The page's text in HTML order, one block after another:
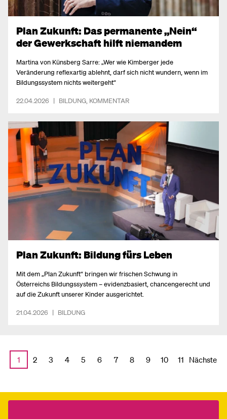
Plan Zukunft: Das permanente „Nein“
der Gewerkschaft hilft niemandem
Martina von Künsberg Sarre: „Wer wie Kimberger jede
Veränderung reflexartig ablehnt, darf sich nicht wundern, wenn im
Bildungssystem nichts weitergeht“
22.04.2026 | BILDUNG KOMMENTAR
Plan Zukunft: Bildung fürs Leben
Mit dem „Plan Zukunft“ bringen wir frischen Schwung in
Österreichs Bildungssystem – evidenzbasiert, chancengerecht und
auf die Zukunft unserer Kinder ausgerichtet.
21.04.2026 | BILDUNG
1 2 3 4 5 6 7 8 9 10 11 Nächste